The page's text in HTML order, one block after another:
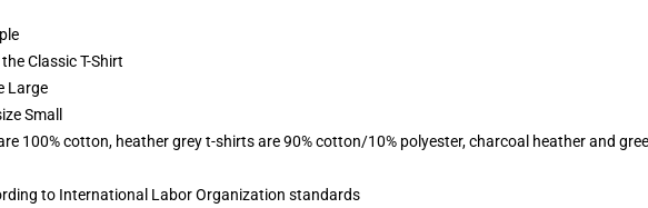
Classic T-Shirt
Large
Small
100% cotton, heather grey t-shirts are 90% cotton/10% polyester, charcoal heather and
to International Labor Organization standards